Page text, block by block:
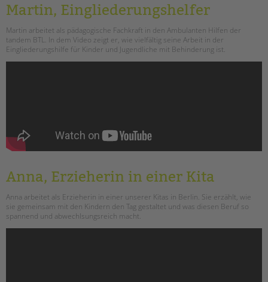
Martin, Eingliederungshelfer
Martin arbeitet als pädagogische Fachkraft in den Ambulanten Hilfen der
tandem BTL. In dem Video zeigt er, wie vielfältig seine Arbeit in der
Eingliederungshilfe für Kinder und Jugendliche mit Behinderung ist.
Anna, Erzieherin in einer Kita
Anna arbeitet als Erzieherin in einer unserer Kitas in Berlin. Sie erzählt, wie
sie gemeinsam mit den Kindern den Tag gestaltet und was diesen Beruf so
spannend und abwechlsungsreich macht.